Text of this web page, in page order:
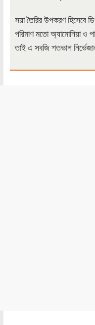
সয়া তৈরির উপকরণ হিসেবে
পরিমাণ মতো অ্যামোনিয়া ও
তাই এ সবজি শতভাগ